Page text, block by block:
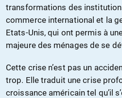
transformations des
commerce international et la
Etats-Unis, qui ont permis à
majeure des ménages de se
Cette crise n’est pas un
trop. Elle traduit une crise
croissance américain tel qu’il